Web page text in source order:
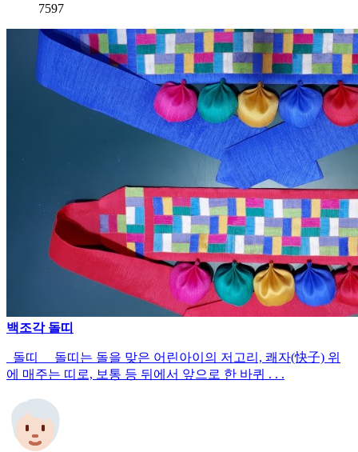
7597
백조각 돌띠
돌띠 돌띠는 돌을 맞은 어린아이의 저고리, 쾌자(快子) 위
에 매주는 띠로, 보통 등 뒤에서 앞으로 한 바퀴 . . .